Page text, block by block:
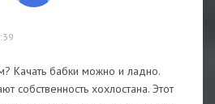
Качать бабки можно и ладно.
собственность хохлостана. Этот